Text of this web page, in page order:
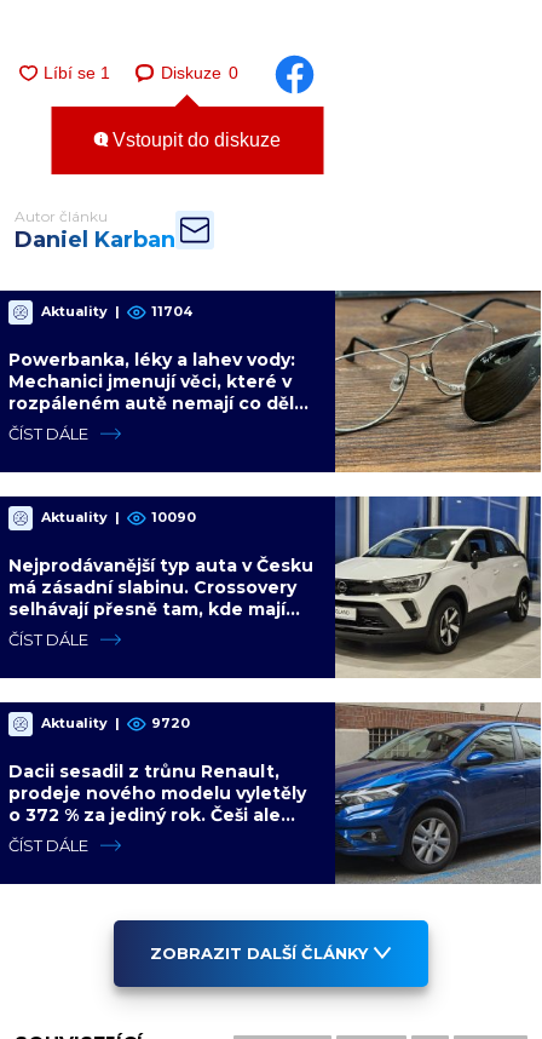
Diskuze 0
Vstoupit do diskuze
Autor článku
Daniel Karban
Aktuality | 11704
Powerbanka, léky a lahev vody:
Mechanici jmenují věci, které v
rozpáleném autě nemají co dělat.
Hrozí i požár
ČÍST DÁLE
Aktuality | 10090
Nejprodávanější typ auta v Česku
má zásadní slabinu. Crossovery
selhávají přesně tam, kde mají
být nejsilnější
ČÍST DÁLE
Aktuality | 9720
Dacii sesadil z trůnu Renault,
prodeje nového modelu vyletěly
o 372 % za jediný rok. Češi ale
jedou svojí pohádku
ČÍST DÁLE
ZOBRAZIT DALŠÍ ČLÁNKY